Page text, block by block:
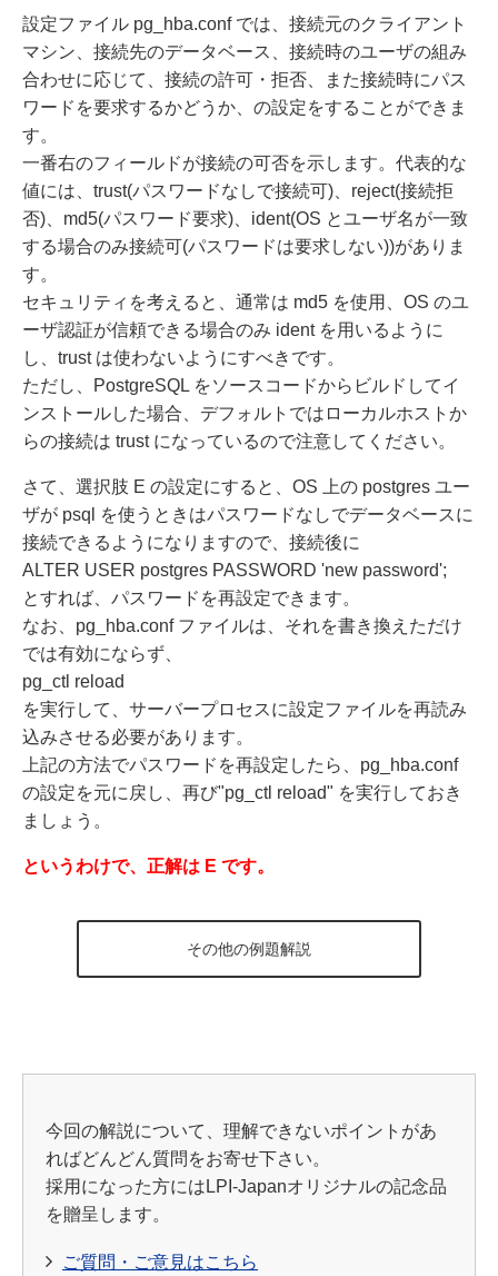
設定ファイル pg_hba.conf では、接続元のクライアント
マシン、接続先のデータベース、接続時のユーザの組み
合わせに応じて、接続の許可・拒否、また接続時にパス
ワードを要求するかどうか、の設定をすることができま
す。
一番右のフィールドが接続の可否を示します。代表的な
値には、trust(パスワードなしで接続可)、reject(接続拒
否)、md5(パスワード要求)、ident(OS とユーザ名が一致
する場合のみ接続可(パスワードは要求しない))がありま
す。
セキュリティを考えると、通常は md5 を使用、OS のユ
ーザ認証が信頼できる場合のみ ident を用いるように
し、trust は使わないようにすべきです。
ただし、PostgreSQL をソースコードからビルドしてイ
ンストールした場合、デフォルトではローカルホストか
らの接続は trust になっているので注意してください。
さて、選択肢 E の設定にすると、OS 上の postgres ユー
ザが psql を使うときはパスワードなしでデータベースに
接続できるようになりますので、接続後に
ALTER USER postgres PASSWORD 'new password';
とすれば、パスワードを再設定できます。
なお、pg_hba.conf ファイルは、それを書き換えただけ
では有効にならず、
pg_ctl reload
を実行して、サーバープロセスに設定ファイルを再読み
込みさせる必要があります。
上記の方法でパスワードを再設定したら、pg_hba.conf
の設定を元に戻し、再び"pg_ctl reload" を実行しておき
ましょう。
というわけで、正解は E です。
その他の例題解説
今回の解説について、理解できないポイントがあ
ればどんどん質問をお寄せ下さい。
採用になった方にはLPI-Japanオリジナルの記念品
を贈呈します。
ご質問・ご意見はこちら